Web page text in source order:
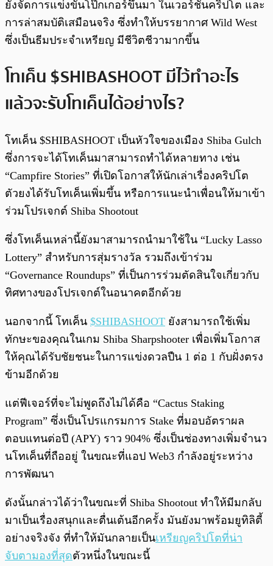
ยังจัดการแข่งขันโป๊กเกอร์ขึ้นมา ในเวอร์ชันคริปโต และ
การล่าสมบัติเสมือนจริง ซึ่งทำให้บรรยากาศ Wild West
ซึ่งเป็นธีมประจำเหรียญ มีชีวิตชีวามากขึ้น
โทเค็น $SHIBASHOOT มีไว้ทำอะไร
แล้วจะรับโทเค็นได้อย่างไร?
โทเค็น $SHIBASHOOT เป็นหัวใจของเมือง Shiba Gulch
ซึ่งการจะได้โทเค็นมาสามารถทำได้หลายทาง เช่น
“Campfire Stories” ที่เปิดโอกาสให้นักเล่าเรื่องคริปโต
ตัวยงได้รับโทเค็นเพิ่มขึ้น หรือการแนะนำเพื่อนให้มาเข้า
ร่วมโปรเจกต์ Shiba Shootout
ซึ่งโทเค็นเหล่านี้ยังมาสามารถนำมาใช้ใน “Lucky Lasso
Lottery” สำหรับการสุ่มรางวัล รวมถึงเข้าร่วม
“Governance Roundups” ที่เป็นการร่วมตัดสินใจเกี่ยวกับ
ทิศทางของโปรเจกต์ในอนาคตอีกด้วย
นอกจากนี้ โทเค็น $SHIBASHOOT ยังสามารถใช้เพิ่ม
ทักษะของคุณในเกม Shiba Sharpshooter เพื่อเพิ่มโอกาส
ให้คุณได้รับชัยชนะในการแข่งดวลปืน 1 ต่อ 1 กับฝั่งตรง
ข้ามอีกด้วย
แต่ฟีเจอร์ที่จะไม่พูดถึงไม่ได้คือ “Cactus Staking
Program” ซึ่งเป็นโปรแกรมการ Stake ที่มอบอัตราผล
ตอบแทนต่อปี (APY) ราว 904% ซึ่งเป็นช่องทางเพิ่มจำนว
นโทเค็นที่ถืออยู่ ในขณะที่แอป Web3 กำลังอยู่ระหว่าง
การพัฒนา
ดังนั้นกล่าวได้ว่าในขณะที่ Shiba Shootout ทำให้มีมกลับ
มาเป็นเรื่องสนุกและตื่นเต้นอีกครั้ง มันยังมาพร้อมยูทิลิตี้
อย่างจริงจัง ที่ทำให้มันกลายเป็นเหรียญคริปโตที่น่า
จับตามองที่สุดตัวหนึ่งในขณะนี้